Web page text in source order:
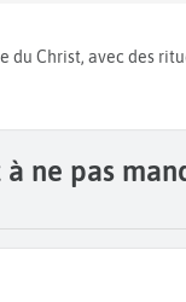
Christ, avec des
ne pas